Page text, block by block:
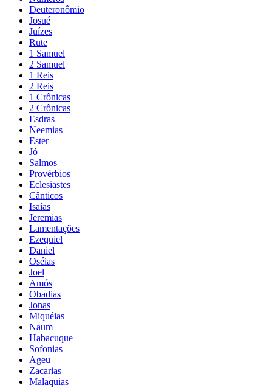
Deuteronômio
Josué
Juízes
Rute
1 Samuel
2 Samuel
1 Reis
2 Reis
1 Crônicas
2 Crônicas
Esdras
Neemias
Ester
Jó
Salmos
Provérbios
Eclesiastes
Cânticos
Isaías
Jeremias
Lamentações
Ezequiel
Daniel
Oséias
Joel
Amós
Obadias
Jonas
Miquéias
Naum
Habacuque
Sofonias
Ageu
Zacarias
Malaquias